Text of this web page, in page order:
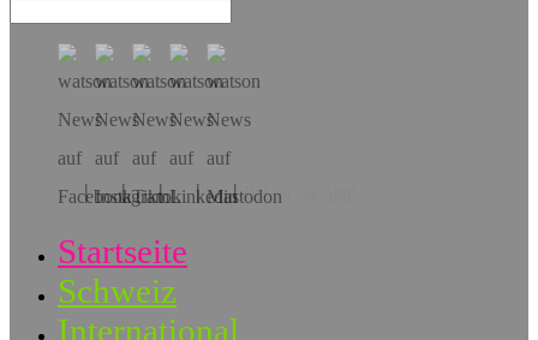
Hol dir die App!
Startseite
Schweiz
International